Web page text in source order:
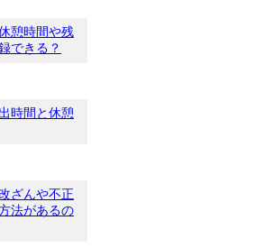
憩時間や残
できる？
時間と休憩
ざんや不正
法があるの